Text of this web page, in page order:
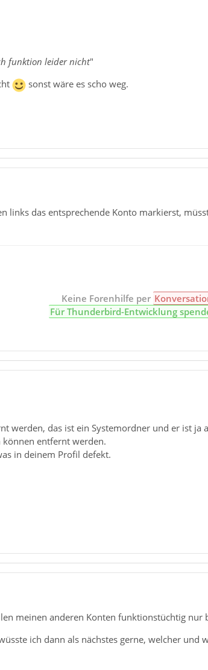
funktion leider nicht"
sonst wäre es scho weg.
links das entsprechende Konto markierst,
Keine Forenhilfe per
Für Thunderbird-Entwicklung
werden, das ist ein Systemordner und er ist ja
entfernt werden.
in deinem Profil defekt.
meinen anderen Konten funktionstüchtig nur
ich dann als nächstes gerne, welcher und